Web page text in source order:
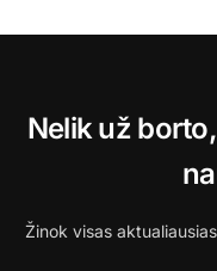
Nelik už
Žinok visas